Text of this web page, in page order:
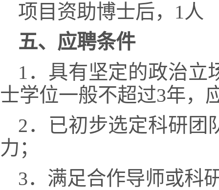
项目资助博士后，1人
五、应聘条件
1．具有坚定的政治立
士学位一般不超过3年，
2．已初步选定科研团
力；
3．满足合作导师或科